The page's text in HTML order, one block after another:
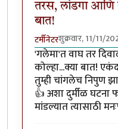
तरस, लांडगा आणि
बात!
टर्मीनेटरशुक्रवार, 11/11/
'गलेमा'त वाघ तर
कोल्हा...क्या बात!
तुम्ही चांगलेच निपुण
👍 अशा दुर्मीळ घटना
मांडल्यात त्यासाठी